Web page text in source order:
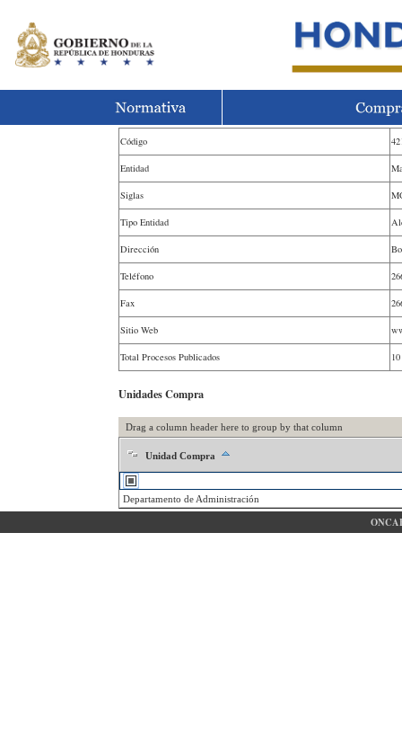
Código
Entidad
Siglas
Tipo Entidad
Dirección
Teléfono
Fax
Sitio Web
Total Procesos Publicados 10
Unidades Compra
Drag a column header here to group by that column
Unidad Compra
Departamento de Administración